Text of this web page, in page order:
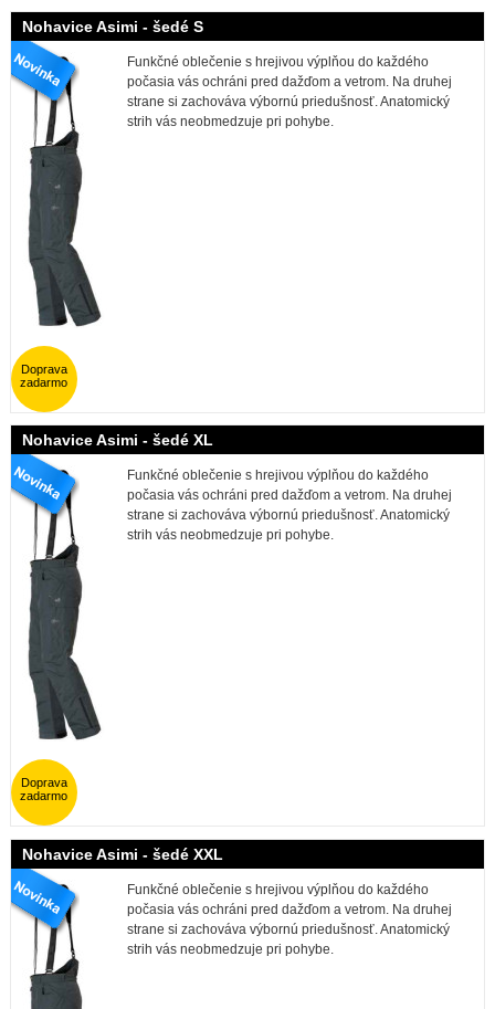
Nohavice Asimi - šedé S
Funkčné oblečenie s hrejivou výplňou do každého
počasia vás ochráni pred dažďom a vetrom. Na druhej
strane si zachováva výbornú priedušnosť. Anatomický
strih vás neobmedzuje pri pohybe.
Doprava
zadarmo
Nohavice Asimi - šedé XL
Funkčné oblečenie s hrejivou výplňou do každého
počasia vás ochráni pred dažďom a vetrom. Na druhej
strane si zachováva výbornú priedušnosť. Anatomický
strih vás neobmedzuje pri pohybe.
Doprava
zadarmo
Nohavice Asimi - šedé XXL
Funkčné oblečenie s hrejivou výplňou do každého
počasia vás ochráni pred dažďom a vetrom. Na druhej
strane si zachováva výbornú priedušnosť. Anatomický
strih vás neobmedzuje pri pohybe.